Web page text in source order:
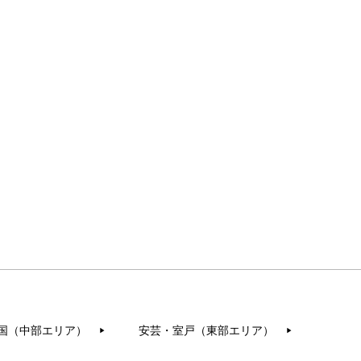
（中部エリア） ▶︎ 安芸・室戸（東部エリア） ▶︎